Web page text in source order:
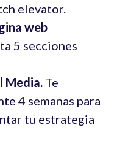
elevator.
web
5 secciones
Media. Te
4 semanas para
tu estrategia